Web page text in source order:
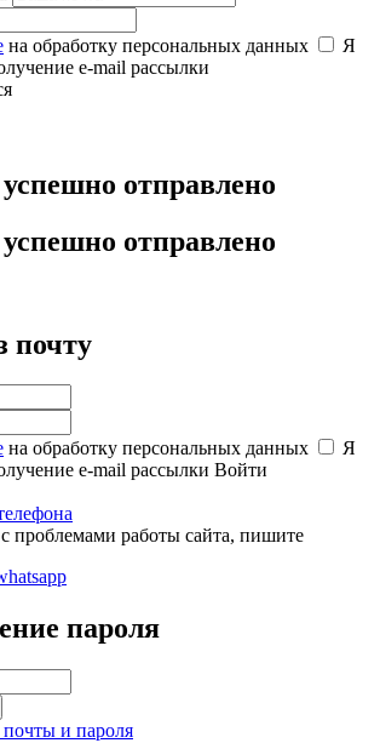
на обработку персональных данных
Я
e-mail рассылки
отправлено
отправлено
почту
на обработку персональных данных
Я
e-mail рассылки Войти
проблемами работы сайта, пишите
пароля
и пароля